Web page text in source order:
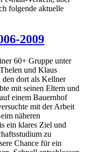
folgende aktuelle
2009
60+ Gruppe unter
und Klaus
dort als Kellner
mit seinen Eltern und
einem Bauernhof
mit der Arbeit
näheren
ein klares Ziel und
zu
Chance für ein